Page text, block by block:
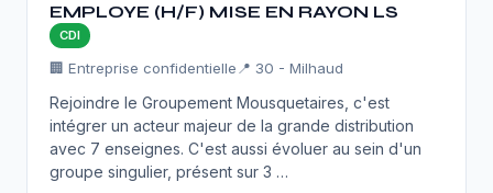
EMPLOYE (H/F) MISE EN RAYON LS
CDI
🏢 Entreprise confidentielle 📍 30 - Milhaud
Rejoindre le Groupement Mousquetaires, c'est
intégrer un acteur majeur de la grande distribution
avec 7 enseignes. C'est aussi évoluer au sein d'un
groupe singulier, présent sur 3 …